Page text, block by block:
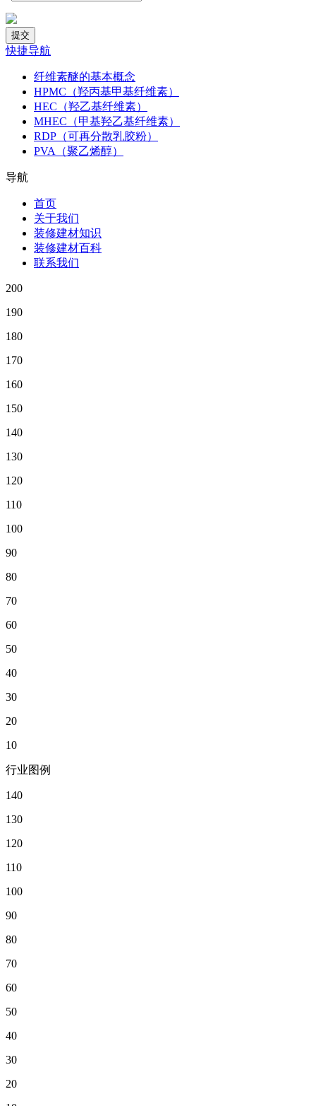
快捷导航
纤维素醚的基本概念
HPMC（羟丙基甲基纤维素）
HEC（羟乙基纤维素）
MHEC（甲基羟乙基纤维素）
RDP（可再分散乳胶粉）
PVA（聚乙烯醇）
导航
首页
关于我们
装修建材知识
装修建材百科
联系我们
200
190
180
170
160
150
140
130
120
110
100
90
80
70
60
50
40
30
20
10
行业图例
140
130
120
110
100
90
80
70
60
50
40
30
20